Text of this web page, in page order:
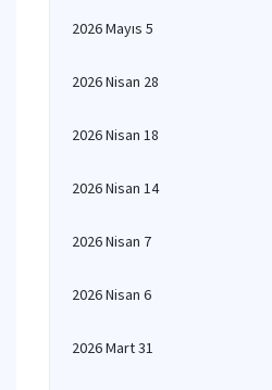
2026 Mayıs 5
2026 Nisan 28
2026 Nisan 18
2026 Nisan 14
2026 Nisan 7
2026 Nisan 6
2026 Mart 31